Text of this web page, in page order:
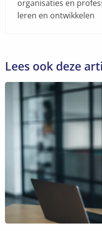
organisaties en
leren en ontwikkelen
Lees ook deze